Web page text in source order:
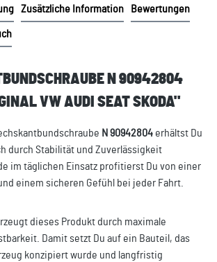
Zusätzliche Information Bewertungen
N 90942804
VW AUDI SEAT SKODA"
N 90942804 erhältst Du
durch Stabilität und Zuverlässigkeit
im täglichen Einsatz profitierst Du von einer
einem sicheren Gefühl bei jeder Fahrt.
dieses Produkt durch maximale
Damit setzt Du auf ein Bauteil, das
konzipiert wurde und langfristig